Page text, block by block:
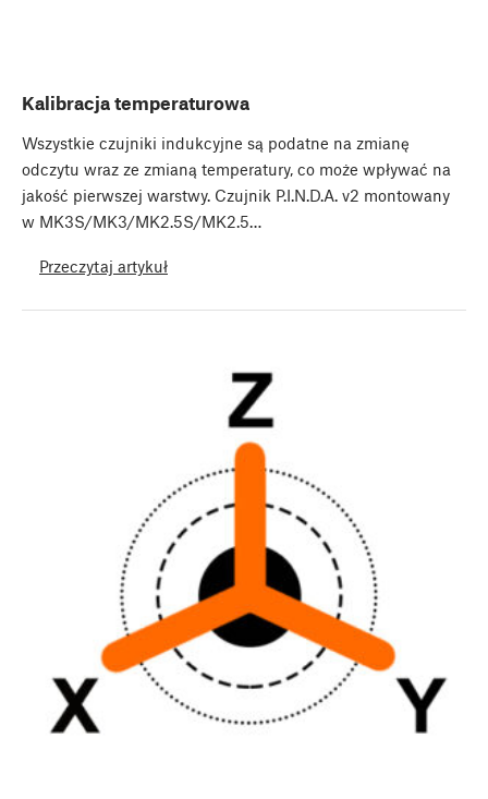
Kalibracja temperaturowa
Wszystkie czujniki indukcyjne są podatne na zmianę
odczytu wraz ze zmianą temperatury, co może wpływać na
jakość pierwszej warstwy. Czujnik P.I.N.D.A. v2 montowany
w MK3S/MK3/MK2.5S/MK2.5…
Przeczytaj artykuł